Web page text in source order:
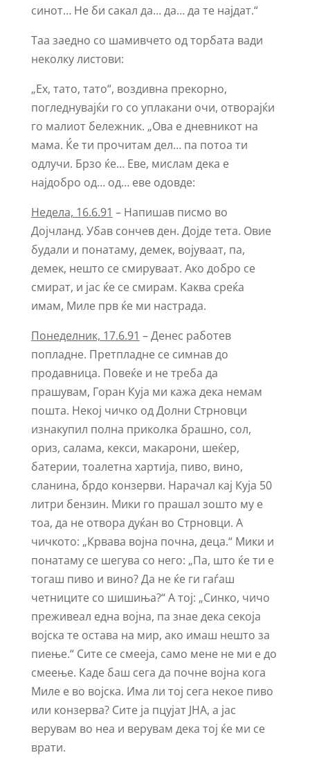
синот… Не би сакал да… да… да те најдат.“
Таа заедно со шамивчето од торбата вади
неколку листови:
„Ех, тато, тато“, воздивна прекорно,
погледнувајќи го со уплакани очи, отворајќи
го малиот бележник. „Ова е дневникот на
мама. Ќе ти прочитам дел… па потоа ти
одлучи. Брзо ќе… Еве, мислам дека е
најдобро од… од… еве одовде:
Недела, 16.6.91 – Напишав писмо во
Дојчланд. Убав сончев ден. Дојде тета. Овие
будали и понатаму, демек, војуваат, па,
демек, нешто се смируваат. Ако добро се
смират, и јас ќе се смирам. Каква среќа
имам, Миле прв ќе ми настрада.
Понеделник, 17.6.91 – Денес работев
попладне. Претпладне се симнав до
продавница. Повеќе и не треба да
прашувам, Горан Куја ми кажа дека немам
пошта. Некој чичко од Долни Стрновци
изнакупил полна приколка брашно, сол,
ориз, салама, кекси, макарони, шеќер,
батерии, тоалетна хартија, пиво, вино,
сланина, брдо конзерви. Нарачал кај Куја 50
литри бензин. Мики го прашал зошто му е
тоа, да не отвора дуќан во Стрновци. А
чичкото: „Крвава војна почна, деца.“ Мики и
понатаму се шегува со него: „Па, што ќе ти е
тогаш пиво и вино? Да не ќе ги гаѓаш
четниците со шишиња?“ А тој: „Синко, чичо
преживеал една војна, па знае дека секоја
војска те остава на мир, ако имаш нешто за
пиење.“ Сите се смееја, само мене не ми е до
смеење. Каде баш сега да почне војна кога
Миле е во војска. Има ли тој сега некое пиво
или конзерва? Сите ја пцујат ЈНА, а јас
верувам во неа и верувам дека тој ќе ми се
врати.